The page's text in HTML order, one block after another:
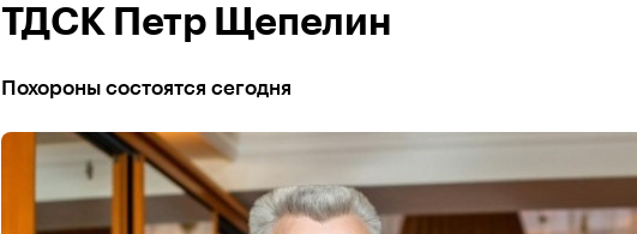
ТДСК Петр Щепелин
Похороны состоятся сегодня